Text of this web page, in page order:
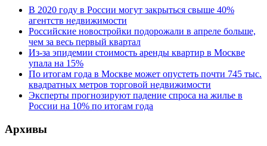
В 2020 году в России могут закрыться свыше 40%
агентств недвижимости
Российские новостройки подорожали в апреле больше,
чем за весь первый квартал
Из-за эпидемии стоимость аренды квартир в Москве
упала на 15%
По итогам года в Москве может опустеть почти 745 тыс.
квадратных метров торговой недвижимости
Эксперты прогнозируют падение спроса на жилье в
России на 10% по итогам года
Архивы